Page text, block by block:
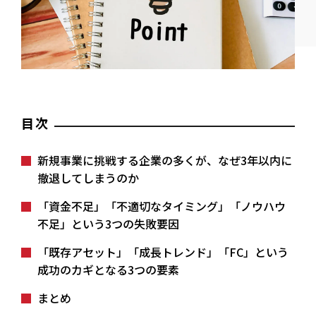
目次
新規事業に挑戦する企業の多くが、なぜ3年以内に
撤退してしまうのか
「資金不足」「不適切なタイミング」「ノウハウ
不足」という3つの失敗要因
「既存アセット」「成長トレンド」「FC」という
成功のカギとなる3つの要素
まとめ